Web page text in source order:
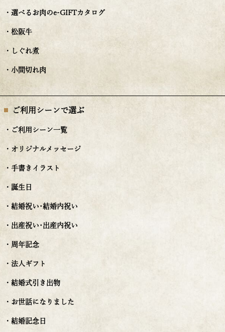
・選べるお肉のe-GIFTカタログ
・松阪牛
・しぐれ煮
・小間切れ肉
ご利用シーンで選ぶ
・ご利用シーン一覧
・オリジナルメッセージ
・手書きイラスト
・誕生日
・結婚祝い･結婚内祝い
・出産祝い･出産内祝い
・周年記念
・法人ギフト
・結婚式引き出物
・お世話になりました
・結婚記念日